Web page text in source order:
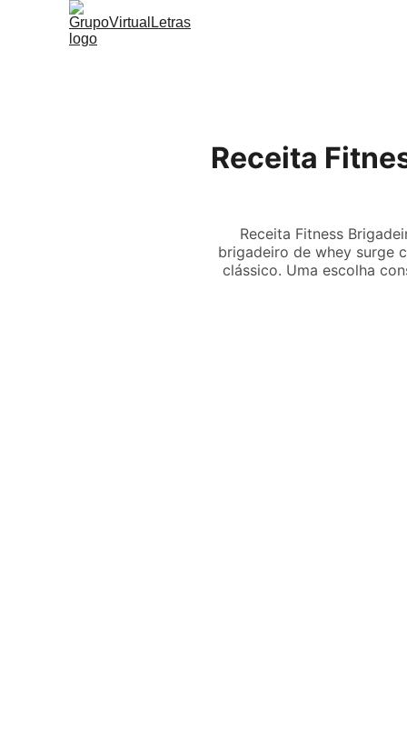
Receita
Receita Fitness
brigadeiro de whey surge
clássico. Uma escolha